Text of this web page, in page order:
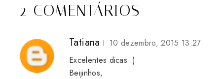
2 COMENTÁRIOS
Tatiana
10 dezembro, 2015 13:27
Excelentes dicas :)
Beijinhos,